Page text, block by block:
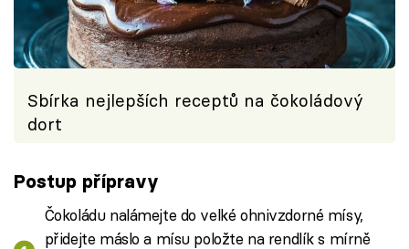
Sbírka nejlepších receptů na čokoládový
dort
Postup přípravy
Čokoládu nalámejte do velké ohnivzdorné mísy,
přidejte máslo a mísu položte na rendlík s mírně